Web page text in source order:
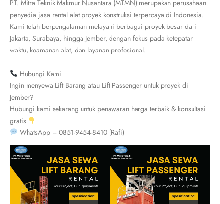
PT. Mitra Teknik Makmur Nusantara (MTMN) merupakan perusahaan
penyedia jasa rental alat proyek konstruksi terpercaya di Indonesia.
Kami telah berpengalaman melayani berbagai proyek besar dari
Jakarta, Surabaya, hingga Jember, dengan fokus pada ketepatan
waktu, keamanan alat, dan layanan profesional.
Hubungi Kami
Ingin menyewa Lift Barang atau Lift Passenger untuk proyek di
Jember?
Hubungi kami sekarang untuk penawaran harga terbaik & konsultasi
gratis
WhatsApp – 0851-9454-8410 (Rafi)